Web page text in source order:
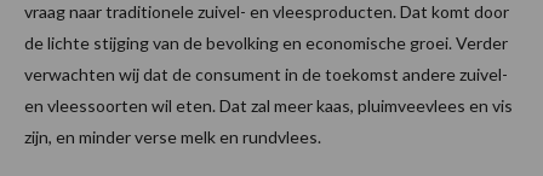
vraag naar traditionele zuivel- en vleesproducten. Dat komt door
de lichte stijging van de bevolking en economische groei. Verder
verwachten wij dat de consument in de toekomst andere zuivel-
en vleessoorten wil eten. Dat zal meer kaas, pluimveevlees en vis
zijn, en minder verse melk en rundvlees.